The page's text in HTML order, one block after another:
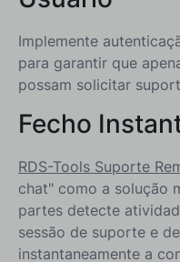
Implemente
para garantir que
possam solicitar
Fecho
RDS-Tools Suporte
chat" como a solução
partes detecte
sessão de suporte e
instantaneamente a